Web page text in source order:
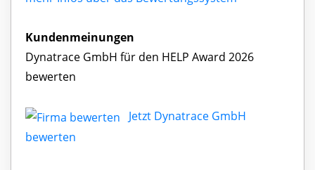
Kundenmeinungen
Dynatrace GmbH für den HELP Award 2026
bewerten
Jetzt Dynatrace GmbH
bewerten